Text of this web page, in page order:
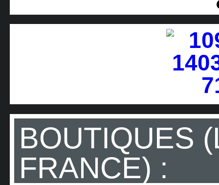
BOUTIQUES
FRANCE) :